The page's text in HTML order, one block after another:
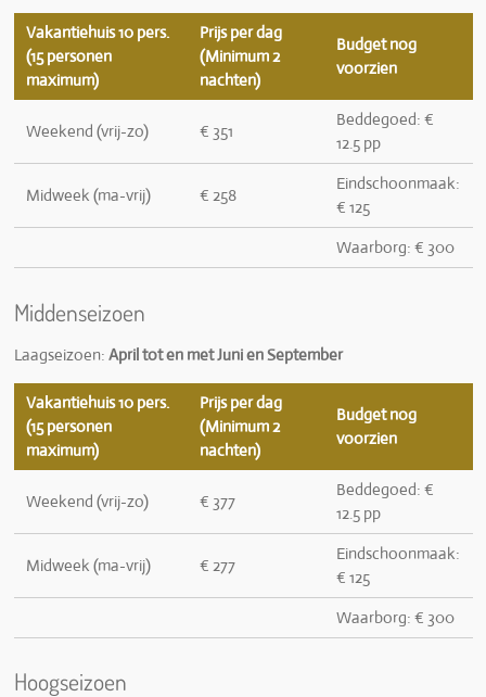
Vakantiehuis 10 pers.
(15 personen
maximum)
Prijs per dag
(Minimum 2
nachten)
Budget nog
voorzien
Weekend (vrij-zo) € 351
Beddegoed: €
12.5 pp
Midweek (ma-vrij) € 258
Eindschoonmaak:
€ 125
Waarborg: € 300
Middenseizoen
Laagseizoen: April tot en met Juni en September
Vakantiehuis 10 pers.
(15 personen
maximum)
Prijs per dag
(Minimum 2
nachten)
Budget nog
voorzien
Weekend (vrij-zo) € 377
Beddegoed: €
12.5 pp
Midweek (ma-vrij) € 277
Eindschoonmaak:
€ 125
Waarborg: € 300
Hoogseizoen